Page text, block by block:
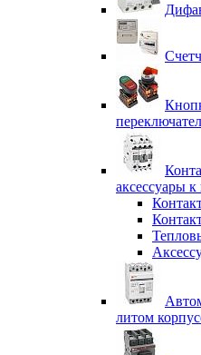
аксессуары
литом